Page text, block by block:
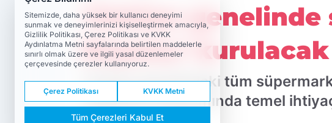
Türkiye genelinde
Reyonu' kurulacak
Türkiye genelindeki tüm
uygulama kapsamında temel
Sitemizde, daha yüksek bir kullanıcı deneyimi
sunmak ve deneyimlerinizi kişiselleştirmek amacıyla,
Gizlilik Politikası, Çerez Politikası ve KVKK
Aydınlatma Metni sayfalarında belirtilen maddelerle
sınırlı olmak üzere ve ilgili yasal düzenlemeler
çerçevesinde çerezler kullanıyoruz.
Çerez Politikası KVKK Metni
Tüm Çerezleri Kabul Et